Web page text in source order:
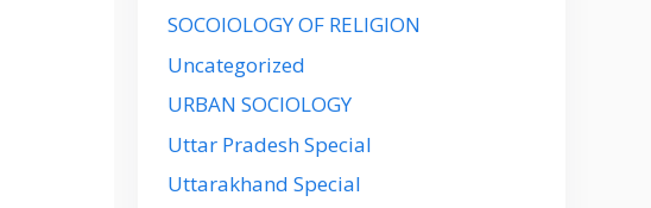
SOCOIOLOGY OF RELIGION
Uncategorized
URBAN SOCIOLOGY
Uttar Pradesh Special
Uttarakhand Special